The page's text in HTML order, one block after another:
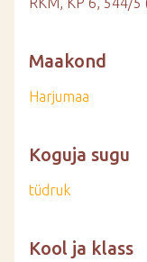
Maakond
Harjumaa
Koguja sugu
tüdruk
Kool ja klass